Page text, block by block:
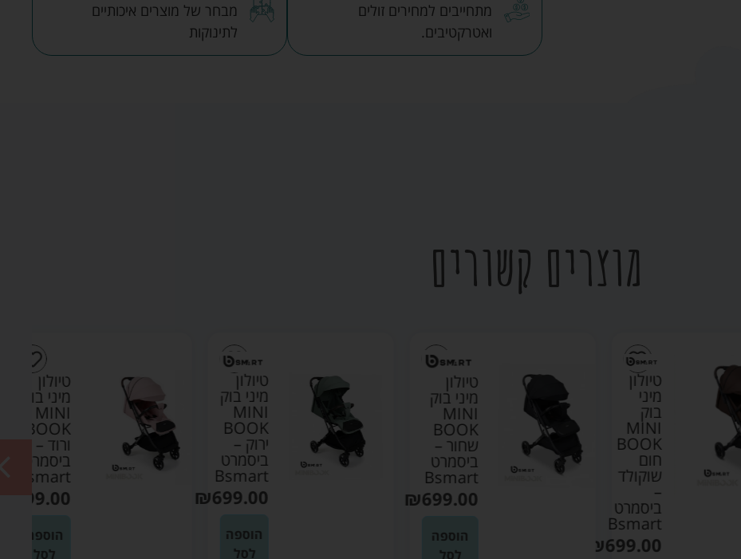
מתחייבים למחירים זולים
ואטרקטיבים.
מבחר של מוצרים איכותיים
לתינוקות
מוצרים קשורים
MINI
BOOK
שוקולד
ביסמרט
Bsmart
₪699.00
מיני בוק
BOOK
שחור –
ביסמרט
Bsmart
₪699.00
הוספה
מיני בוק
MINI
BOOK
ירוק –
ביסמרט
Bsmart
₪699.00
הוספה
מיני בוק
BOOK
ביסמרט
Bsmart
₪699.00
הוספה